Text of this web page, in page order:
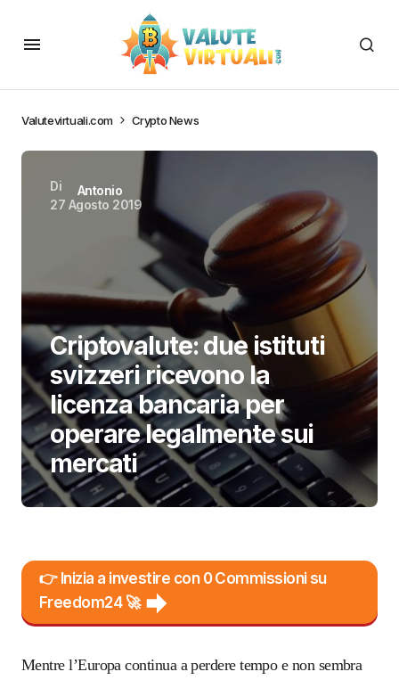
Valutevirtuali.com Crypto News
Di
Antonio
27 Agosto 2019
Criptovalute: due istituti
svizzeri ricevono la
licenza bancaria per
operare legalmente sui
mercati
👉 Inizia a investire con 0 Commissioni su
Freedom24 🚀
Mentre l’Europa continua a perdere tempo e non sembra